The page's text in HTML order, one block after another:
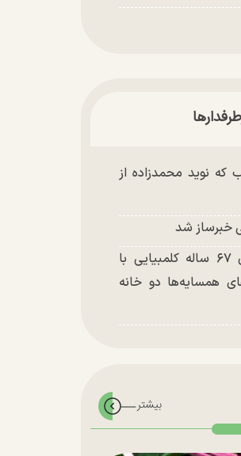
که نوید محمدزاده از
خبرساز شد
ملکه شایعه کلمبیا؛ زن ۶۷ ساله کلمبیایی با
همسایه‌ها دو خانه